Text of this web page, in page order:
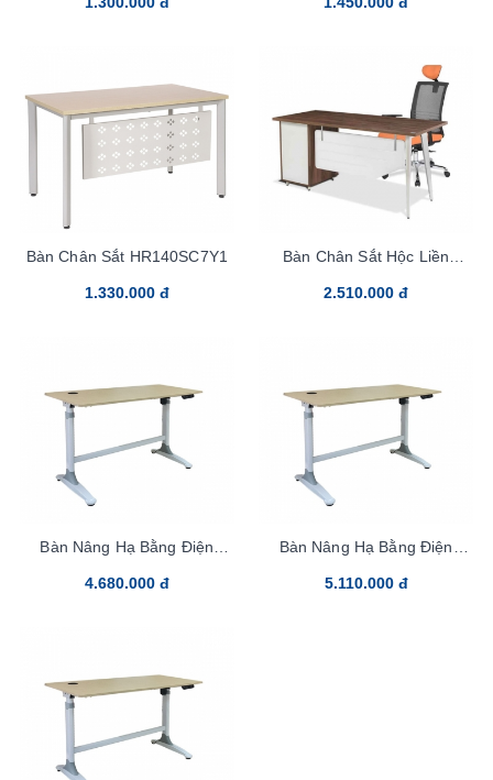
Bàn Chân Sắt HR140SC7Y1
1.330.000 đ
Bàn Chân Sắt Hộc Liền
2.510.000 đ
Bàn Nâng Hạ Bằng Điện
4.680.000 đ
Bàn Nâng Hạ Bằng Điện
5.110.000 đ